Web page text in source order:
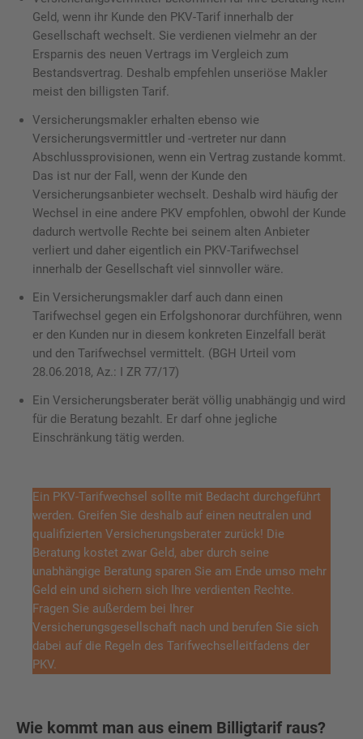
Geld, wenn ihr Kunde den PKV-Tarif innerhalb der
Gesellschaft wechselt. Sie verdienen vielmehr an der
Ersparnis des neuen Vertrags im Vergleich zum
Bestandsvertrag. Deshalb empfehlen unseriöse Makler
meist den billigsten Tarif.
Versicherungsmakler erhalten ebenso wie
Versicherungsvermittler und -vertreter nur dann
Abschlussprovisionen, wenn ein Vertrag zustande kommt.
Das ist nur der Fall, wenn der Kunde den
Versicherungsanbieter wechselt. Deshalb wird häufig der
Wechsel in eine andere PKV empfohlen, obwohl der Kunde
dadurch wertvolle Rechte bei seinem alten Anbieter
verliert und daher eigentlich ein PKV-Tarifwechsel
innerhalb der Gesellschaft viel sinnvoller wäre.
Ein Versicherungsmakler darf auch dann einen
Tarifwechsel gegen ein Erfolgshonorar durchführen, wenn
er den Kunden nur in diesem konkreten Einzelfall berät
und den Tarifwechsel vermittelt. (BGH Urteil vom
28.06.2018, Az.: I ZR 77/17)
Ein Versicherungsberater berät völlig unabhängig und wird
für die Beratung bezahlt. Er darf ohne jegliche
Einschränkung tätig werden.
Ein PKV-Tarifwechsel sollte mit Bedacht durchgeführt
werden. Greifen Sie deshalb auf einen neutralen und
qualifizierten Versicherungsberater zurück! Die
Beratung kostet zwar Geld, aber durch seine
unabhängige Beratung sparen Sie am Ende umso mehr
Geld ein und sichern sich Ihre verdienten Rechte.
Fragen Sie außerdem bei Ihrer
Versicherungsgesellschaft nach und berufen Sie sich
dabei auf die Regeln des Tarifwechselleitfadens der
PKV.
Wie kommt man aus einem Billigtarif raus?